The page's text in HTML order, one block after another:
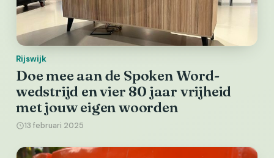
Rijswijk
Doe mee aan de Spoken Word-
wedstrijd en vier 80 jaar vrijheid
met jouw eigen woorden
13 februari 2025